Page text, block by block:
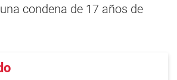
condena de 17 años de